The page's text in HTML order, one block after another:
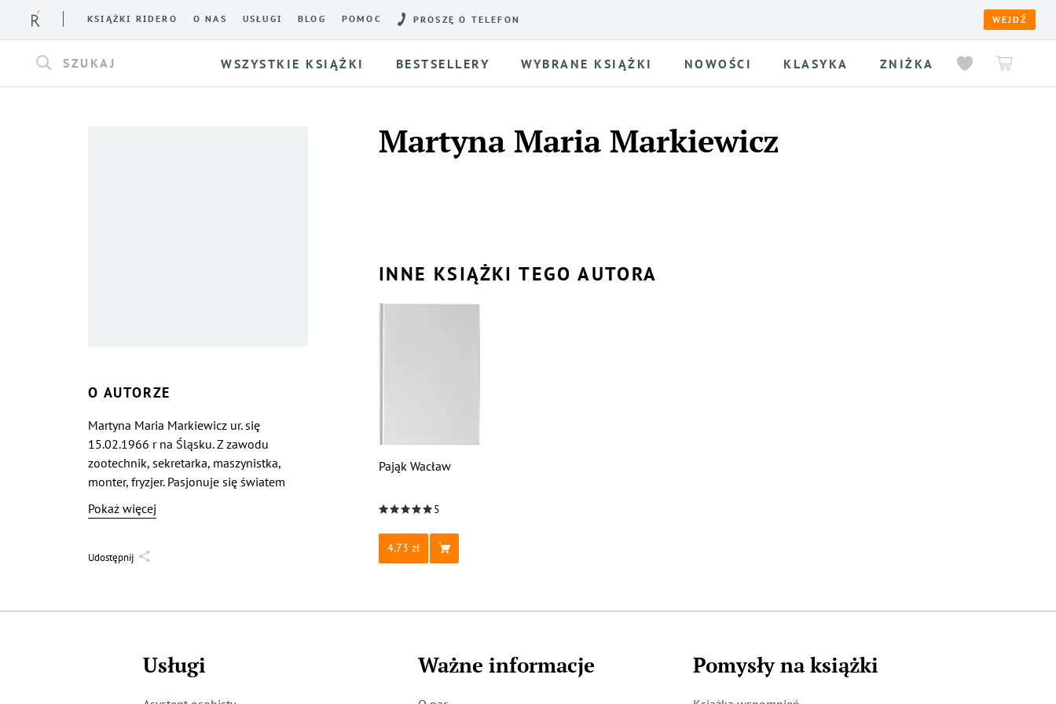
KSIĄŻKI RIDERO O NAS USŁUGI BLOG POMOC PROSZĘ O TELEFON WEJDŹ
SZUKAJ WSZYSTKIE KSIĄŻKI BESTSELLERY WYBRANE KSIĄŻKI NOWOŚCI KLASYKA ZNIŻKA
Martyna Maria Markiewicz
INNE KSIĄŻKI TEGO AUTORA
Pająk Wacław
5
4.73
O AUTORZE
Martyna Maria Markiewicz ur. się
15.02.1966 r na Śląsku. Z zawodu
zootechnik, sekretarka, maszynistka,
monter, fryzjer. Pasjonuje się światem
przyrody, literaturą i psychologią.
Pokaż więcej
Udostępnij
Usługi Ważne informacje Pomysły na książki